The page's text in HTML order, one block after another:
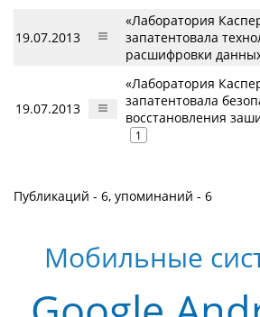
19.07.2013
«Лаборатория
запатентовала
расшифровки
19.07.2013
«Лаборатория
запатентовала
восстановления
1
Публикаций - 6, упоминаний - 6
Мобильные